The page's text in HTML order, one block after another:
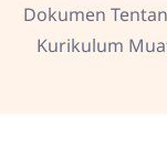
Dokumen
Kurikulum